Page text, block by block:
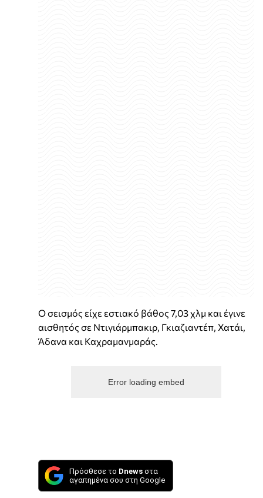
Ο σεισμός είχε εστιακό βάθος 7,03 χλμ και έγινε
αισθητός σε Ντιγιάρμπακιρ, Γκιαζιαντέπ, Χατάι,
Άδανα και Καχραμανμαράς.
Error loading embed
Πρόσθεσε το Dnews στα
αγαπημένα σου στη Google